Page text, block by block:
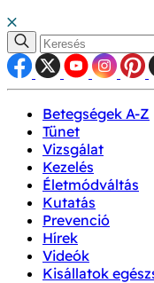
Betegségek A-Z
Tünet
Vizsgálat
Kezelés
Életmódváltás
Kutatás
Prevenció
Hírek
Videók
Kisállatok